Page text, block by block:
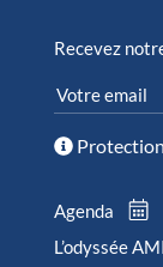
Recevez
Agenda
L’odyssée AMI